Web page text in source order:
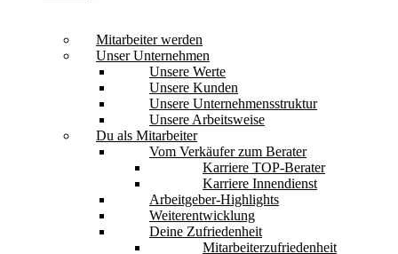
Mitarbeiter werden
Unser Unternehmen
Unsere Werte
Unsere Kunden
Unsere Unternehmensstruktur
Unsere Arbeitsweise
Du als Mitarbeiter
Vom Verkäufer zum Berater
Karriere TOP-Berater
Karriere Innendienst
Arbeitgeber-Highlights
Weiterentwicklung
Deine Zufriedenheit
Mitarbeiterzufriedenheit